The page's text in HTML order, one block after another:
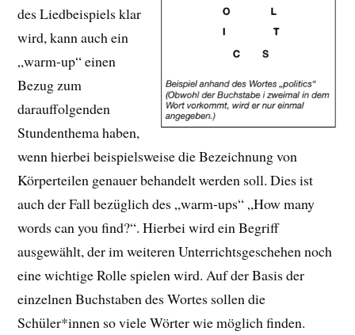
des Liedbeispiels klar
wird, kann auch ein
„warm-up“ einen
Bezug zum
darauffolgenden
Stundenthema haben,
wenn hierbei beispielsweise die Bezeichnung von
Körperteilen genauer behandelt werden soll. Dies ist
auch der Fall bezüglich des „warm-ups“ „How many
words can you find?“. Hierbei wird ein Begriff
ausgewählt, der im weiteren Unterrichtsgeschehen noch
eine wichtige Rolle spielen wird. Auf der Basis der
einzelnen Buchstaben des Wortes sollen die
Schüler*innen so viele Wörter wie möglich finden.